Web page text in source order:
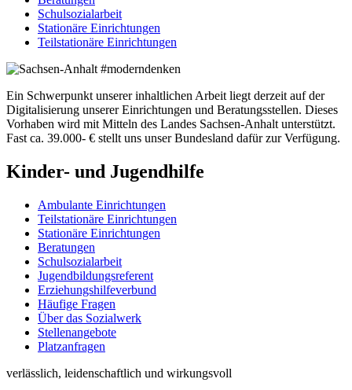
Schulsozialarbeit
Stationäre Einrichtungen
Teilstationäre Einrichtungen
Ein Schwerpunkt unserer inhaltlichen Arbeit liegt derzeit auf der
Digitalisierung unserer Einrichtungen und Beratungsstellen. Dieses
Vorhaben wird mit Mitteln des Landes Sachsen-Anhalt unterstützt.
Fast ca. 39.000- € stellt uns unser Bundesland dafür zur Verfügung.
Kinder- und Jugendhilfe
Ambulante Einrichtungen
Teilstationäre Einrichtungen
Stationäre Einrichtungen
Beratungen
Schulsozialarbeit
Jugendbildungsreferent
Erziehungshilfeverbund
Häufige Fragen
Über das Sozialwerk
Stellenangebote
Platzanfragen
verlässlich, leidenschaftlich und wirkungsvoll